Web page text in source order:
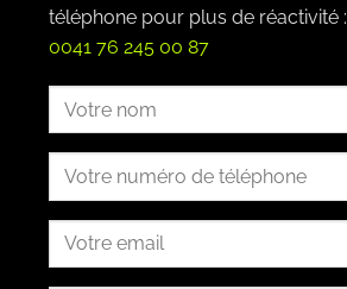
téléphone pour plus de réactivité :
0041 76 245 00 87